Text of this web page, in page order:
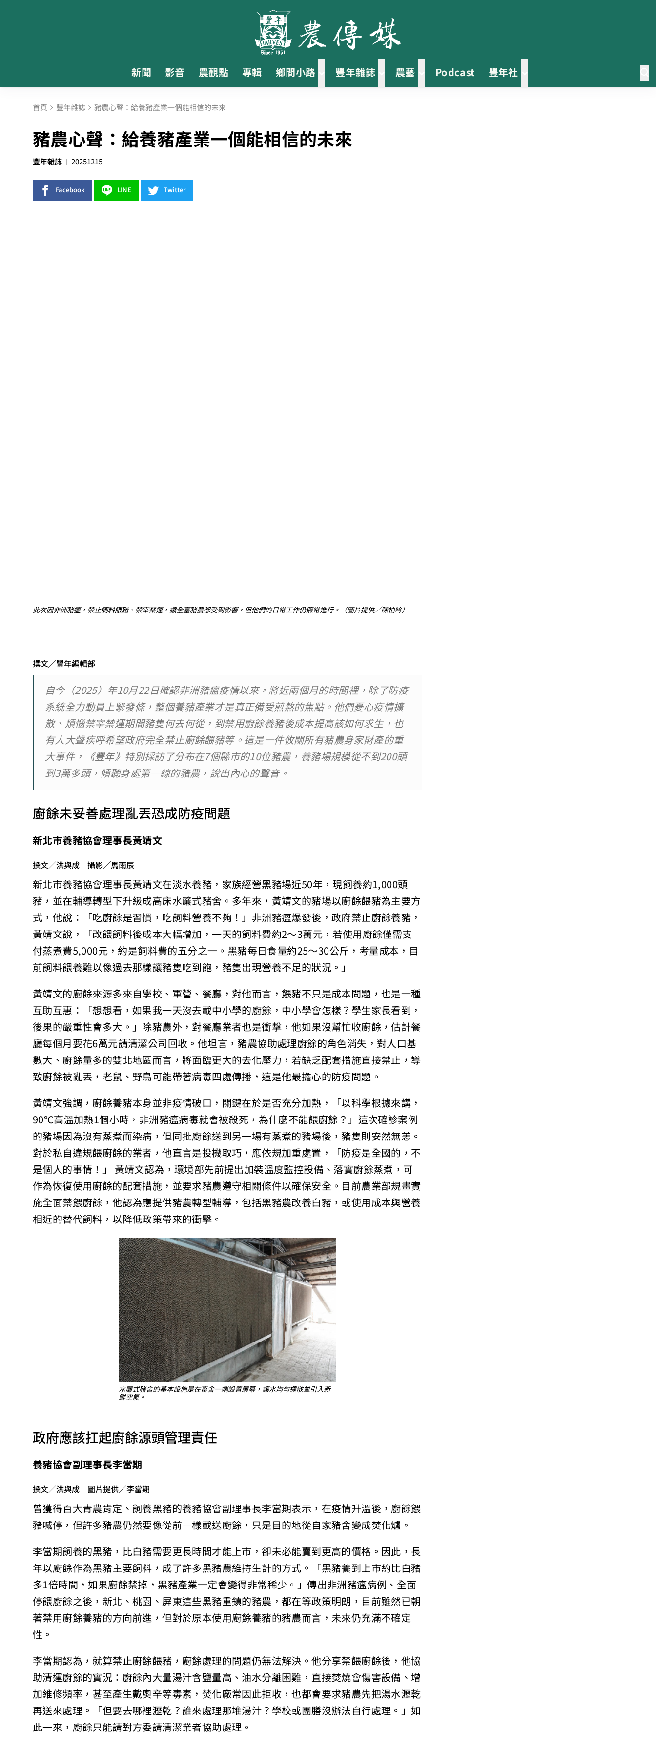
新聞 影音 農觀點 專輯 鄉間小路 豐年雜誌 農藝 Podcast 豐年社
首頁 豐年雜誌 豬農心聲：給養豬產業一個能相信的未來
豬農心聲：給養豬產業一個能相信的未來
豐年雜誌 20251215
Facebook LINE Twitter
此次因非洲豬瘟，禁止飼料餵豬、禁宰禁運，讓全臺豬農都受到影響，但他們的日常工作仍照常進行。（圖片提供╱陳柏吟）
撰文╱豐年編輯部
自今（2025）年10月22日確認非洲豬瘟疫情以來，將近兩個月的時間裡，除了防疫
系統全力動員上緊發條，整個養豬產業才是真正備受煎熬的焦點。他們憂心疫情擴
散、煩惱禁宰禁運期間豬隻何去何從，到禁用廚餘養豬後成本提高該如何求生，也
有人大聲疾呼希望政府完全禁止廚餘餵豬等。這是一件攸關所有豬農身家財產的重
大事件，《豐年》特別採訪了分布在7個縣市的10位豬農，養豬場規模從不到200頭
到3萬多頭，傾聽身處第一線的豬農，說出內心的聲音。
廚餘未妥善處理亂丟恐成防疫問題
新北市養豬協會理事長黃靖文
撰文╱洪與成 攝影╱馬雨辰
新北市養豬協會理事長黃靖文在淡水養豬，家族經營黑豬場近50年，現飼養約1,000頭
豬，並在輔導轉型下升級成高床水簾式豬舍。多年來，黃靖文的豬場以廚餘餵豬為主要方
式，他說：「吃廚餘是習慣，吃飼料營養不夠！」非洲豬瘟爆發後，政府禁止廚餘養豬，
黃靖文說，「改餵飼料後成本大幅增加，一天的飼料費約2～3萬元，若使用廚餘僅需支
付蒸煮費5,000元，約是飼料費的五分之一。黑豬每日食量約25～30公斤，考量成本，目
前飼料餵養難以像過去那樣讓豬隻吃到飽，豬隻出現營養不足的狀況。」
黃靖文的廚餘來源多來自學校、軍營、餐廳，對他而言，餵豬不只是成本問題，也是一種
互助互惠：「想想看，如果我一天沒去載中小學的廚餘，中小學會怎樣？學生家長看到，
後果的嚴重性會多大。」除豬農外，對餐廳業者也是衝擊，他如果沒幫忙收廚餘，估計餐
廳每個月要花6萬元請清潔公司回收。他坦言，豬農協助處理廚餘的角色消失，對人口基
數大、廚餘量多的雙北地區而言，將面臨更大的去化壓力，若缺乏配套措施直接禁止，導
致廚餘被亂丟，老鼠、野鳥可能帶著病毒四處傳播，這是他最擔心的防疫問題。
黃靖文強調，廚餘養豬本身並非疫情破口，關鍵在於是否充分加熱，「以科學根據來講，
90℃高溫加熱1個小時，非洲豬瘟病毒就會被殺死，為什麼不能餵廚餘？」這次確診案例
的豬場因為沒有蒸煮而染病，但同批廚餘送到另一場有蒸煮的豬場後，豬隻則安然無恙。
對於私自違規餵廚餘的業者，他直言是投機取巧，應依規加重處置，「防疫是全國的，不
是個人的事情！」 黃靖文認為，環境部先前提出加裝溫度監控設備、落實廚餘蒸煮，可
作為恢復使用廚餘的配套措施，並要求豬農遵守相關條件以確保安全。目前農業部規畫實
施全面禁餵廚餘，他認為應提供豬農轉型輔導，包括黑豬農改養白豬，或使用成本與營養
相近的替代飼料，以降低政策帶來的衝擊。
水簾式豬舍的基本設施是在畜舍一端設置簾幕，讓水均勻擴散並引入新
鮮空氣。
政府應該扛起廚餘源頭管理責任
養豬協會副理事長李當期
撰文╱洪與成 圖片提供╱李當期
曾獲得百大青農肯定、飼養黑豬的養豬協會副理事長李當期表示，在疫情升溫後，廚餘餵
豬喊停，但許多豬農仍然要像從前一樣載送廚餘，只是目的地從自家豬舍變成焚化爐。
李當期飼養的黑豬，比白豬需要更長時間才能上市，卻未必能賣到更高的價格。因此，長
年以廚餘作為黑豬主要飼料，成了許多黑豬農維持生計的方式。「黑豬養到上市約比白豬
多1倍時間，如果廚餘禁掉，黑豬產業一定會變得非常稀少。」傳出非洲豬瘟病例、全面
停餵廚餘之後，新北、桃園、屏東這些黑豬重鎮的豬農，都在等政策明朗，目前雖然已朝
著禁用廚餘養豬的方向前進，但對於原本使用廚餘養豬的豬農而言，未來仍充滿不確定
性。
李當期認為，就算禁止廚餘餵豬，廚餘處理的問題仍無法解決。他分享禁餵廚餘後，他協
助清運廚餘的實況：廚餘內大量湯汁含鹽量高、油水分離困難，直接焚燒會傷害設備、增
加維修頻率，甚至產生戴奧辛等毒素，焚化廠常因此拒收，也都會要求豬農先把湯水瀝乾
再送來處理。「但要去哪裡瀝乾？誰來處理那堆湯汁？學校或團膳沒辦法自行處理。」如
此一來，廚餘只能請對方委請清潔業者協助處理。